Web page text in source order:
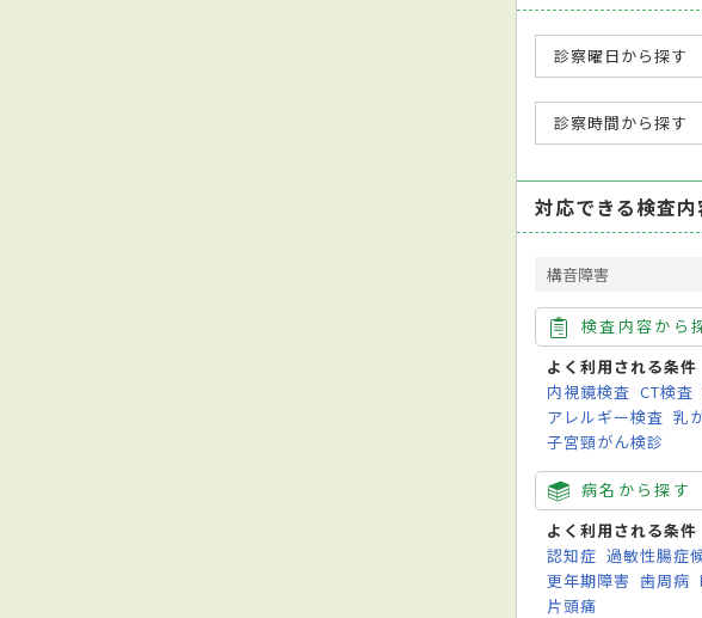
診察曜日から探す
診察時間から探す
対応できる検査内
構音障害
検査内容から
よく利用される条件
内視鏡検査 CT検査
アレルギー検査 乳
子宮頸がん検診
病名から探す
よく利用される条件
認知症 過敏性腸症
更年期障害 歯周病
片頭痛